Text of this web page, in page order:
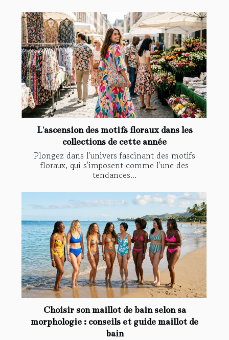
L'ascension des motifs floraux dans les
collections de cette année
Plongez dans l'univers fascinant des motifs
floraux, qui s'imposent comme l'une des
tendances...
Choisir son maillot de bain selon sa
morphologie : conseils et guide maillot de
bain